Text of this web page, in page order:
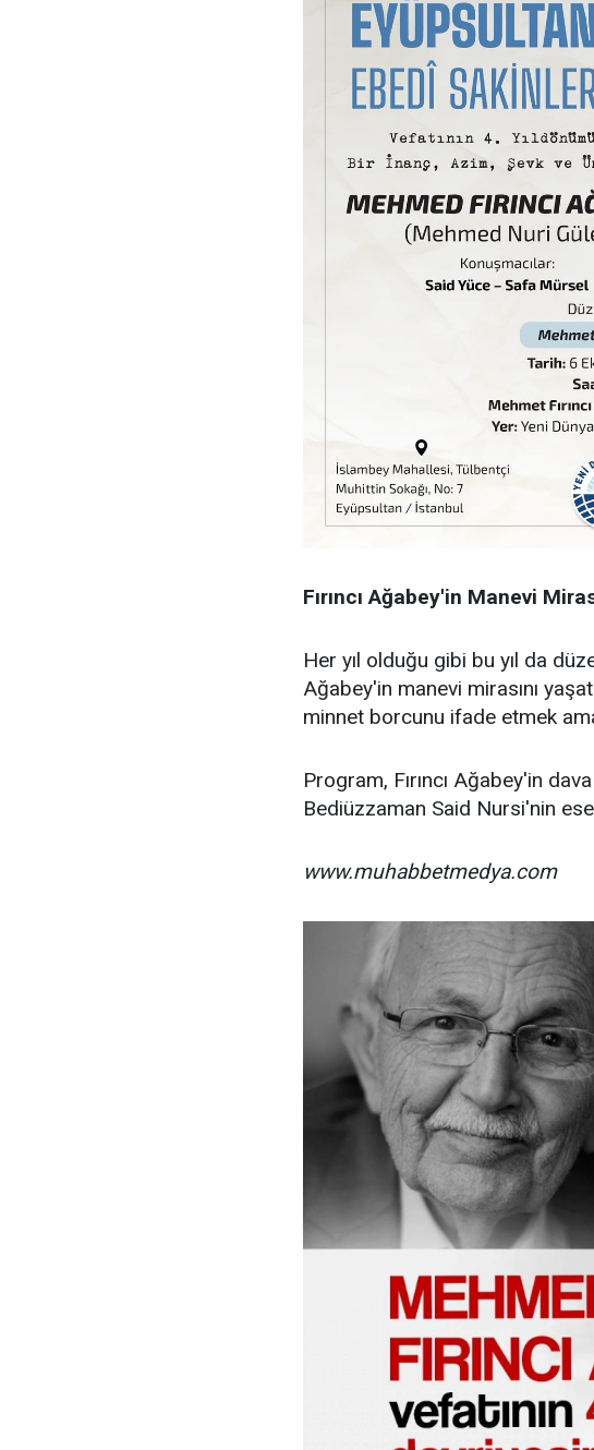
Fırıncı Ağabey'in Manevi
Her yıl olduğu gibi bu yıl da
Ağabey'in manevi mirasını
minnet borcunu ifade etmek
Program, Fırıncı Ağabey'in
Bediüzzaman Said Nursi'nin
www.muhabbetmedya.com